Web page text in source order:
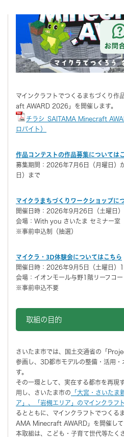
マインクラフトでつくるまちづくり
aft AWARD 2026」を開催します。
チラシ_SAITAMA Minecraft
ロバイト）
作品コンテストの作品募集については
募集期間：2026年7月6日（月曜日）
日）まで
マイクラまちづくりワークショップに
開催日時：2026年9月26日（土曜日
会場：With you さいたま セミナー室
※事前申込制（抽選）
マイクラ・3D体験会についてはこちら
開催日時：2026年9月5日（土曜日）
会場：イオンモール与野1階リーフコー
※事前申込不要
取組の目的
さいたま市では、国土交通省の「
参画し、3D都市モデルの整備・活用・
す。
その一環として、実在する都市を再現
用し、さいたま市の 「大宮・さいたま
ア」、「岩槻エリア」のマインクラフ
るとともに、マインクラフトでつくる
AMA Minecraft AWARD」を開催して
本取組は、こども・子育て世代等たく